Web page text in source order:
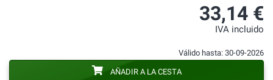
33,14 €
IVA incluido
Válido hasta: 30-09-2026
AÑADIR A LA CESTA